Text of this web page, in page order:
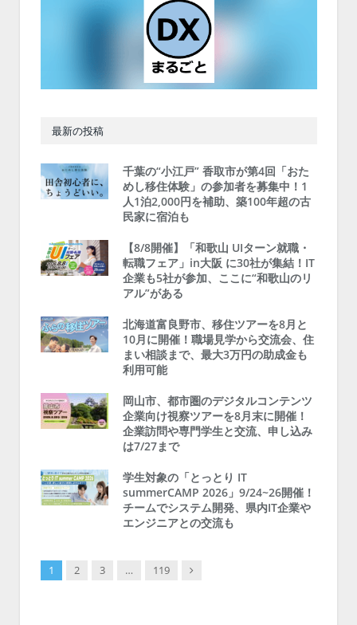
最新の投稿
千葉の“小江戸” 香取市が第4回「おた
めし移住体験」の参加者を募集中！1
人1泊2,000円を補助、築100年超の古
民家に宿泊も
【8/8開催】「和歌山 UIターン就職・
転職フェア」in大阪 に30社が集結！IT
企業も5社が参加、ここに“和歌山のリ
アル”がある
北海道富良野市、移住ツアーを8月と
10月に開催！職場見学から交流会、住
まい相談まで、最大3万円の助成金も
利用可能
岡山市、都市圏のデジタルコンテンツ
企業向け視察ツアーを8月末に開催！
企業訪問や専門学生と交流、申し込み
は7/27まで
学生対象の「とっとり IT
summerCAMP 2026」9/24~26開催！
チームでシステム開発、県内IT企業や
エンジニアとの交流も
1 2 3 … 119 Next